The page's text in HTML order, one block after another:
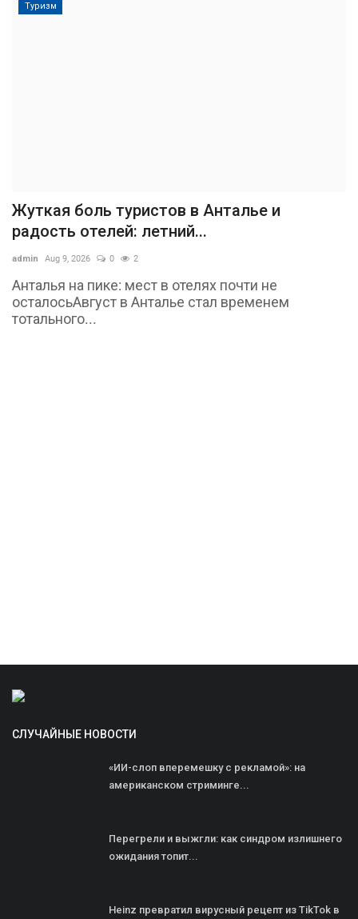
Туризм
Жуткая боль туристов в Анталье и
радость отелей: летний...
admin Aug 9, 2026 0 2
Анталья на пике: мест в отелях почти не
осталосьАвгуст в Анталье стал временем
тотального...
СЛУЧАЙНЫЕ НОВОСТИ
«ИИ-слоп вперемешку с рекламой»: на
американском стриминге...
Перегрели и выжгли: как синдром излишнего
ожидания топит...
Heinz превратил вирусный рецепт из TikTok в